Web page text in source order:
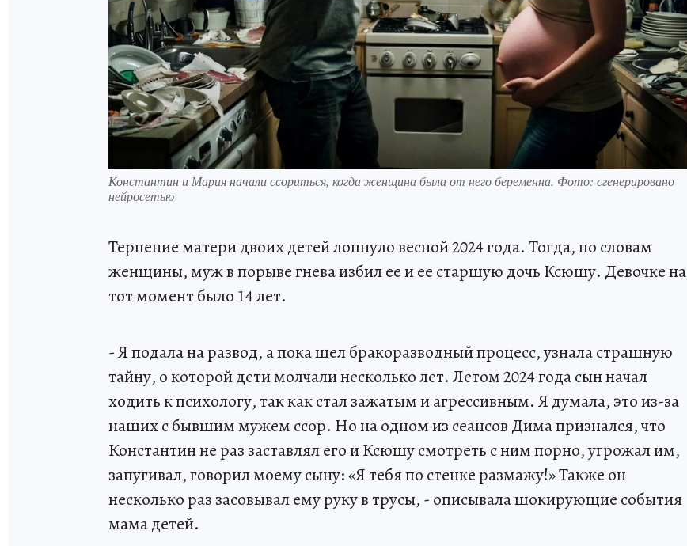
Константин и Мария начали ссориться, когда женщина была от него беременна. Фото: сгенерировано
нейросетью
Терпение матери двоих детей лопнуло весной 2024 года. Тогда, по словам
женщины, муж в порыве гнева избил ее и ее старшую дочь Ксюшу. Девочке на
тот момент было 14 лет.
- Я подала на развод, а пока шел бракоразводный процесс, узнала страшную
тайну, о которой дети молчали несколько лет. Летом 2024 года сын начал
ходить к психологу, так как стал зажатым и агрессивным. Я думала, это из-за
наших с бывшим мужем ссор. Но на одном из сеансов Дима признался, что
Константин не раз заставлял его и Ксюшу смотреть с ним порно, угрожал им,
запугивал, говорил моему сыну: «Я тебя по стенке размажу!» Также он
несколько раз засовывал ему руку в трусы, - описывала шокирующие события
мама детей.